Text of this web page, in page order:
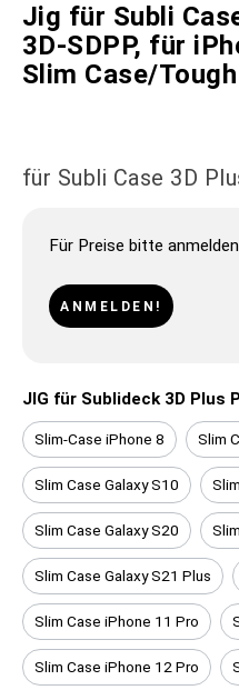
Jig für Subli
3D-SDPP, für
Slim Case/
für Subli Case 3D
Für Preise bitte
ANMELDEN!
JIG für Sublideck 3D Plus
Slim-Case iPhone 8 Slim
Slim Case Galaxy S10
Slim Case Galaxy S20
Slim Case Galaxy S21 Plus
Slim Case iPhone 11 Pro
Slim Case iPhone 12 Pro